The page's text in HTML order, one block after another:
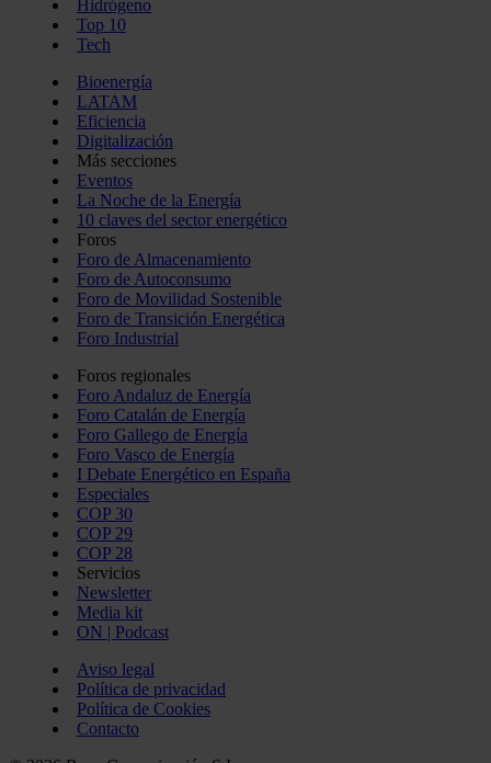
Hidrógeno
Top 10
Tech
Bioenergía
LATAM
Eficiencia
Digitalización
Más secciones
Eventos
La Noche de la Energía
10 claves del sector energético
Foros
Foro de Almacenamiento
Foro de Autoconsumo
Foro de Movilidad Sostenible
Foro de Transición Energética
Foro Industrial
Foros regionales
Foro Andaluz de Energía
Foro Catalán de Energía
Foro Gallego de Energía
Foro Vasco de Energía
I Debate Energético en España
Especiales
COP 30
COP 29
COP 28
Servicios
Newsletter
Media kit
ON | Podcast
Aviso legal
Política de privacidad
Política de Cookies
Contacto